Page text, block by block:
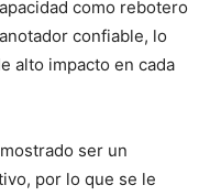
como rebotero
confiable, lo
alto impacto en cada
ser un
por lo que se le